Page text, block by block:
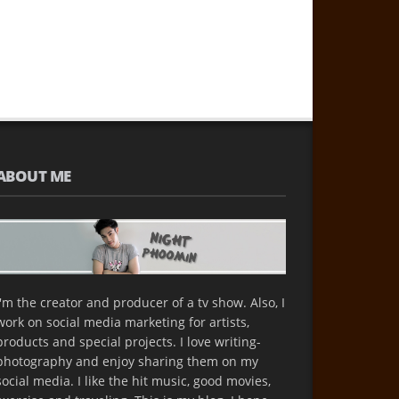
ME
the creator and producer of a tv show. Also, I
on social media marketing for artists,
and special projects. I love writing-
and enjoy sharing them on my
media. I like the hit music, good movies,